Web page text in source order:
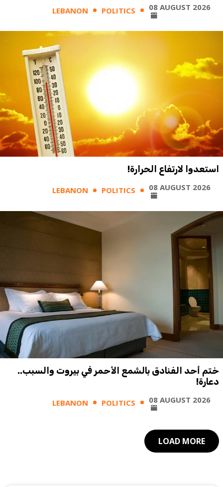
LEBANON POLITICS 08 AUGUST 2026
استعدوا لارتفاع الحرارة!
LEBANON POLITICS 08 AUGUST 2026
ختم أحد الفنادق بالشمع الأحمر في بيروت والسبب..
دعارة!
LEBANON POLITICS 08 AUGUST 2026
LOAD MORE